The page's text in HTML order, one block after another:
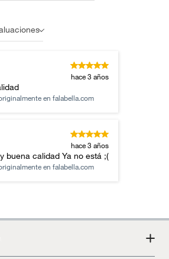
hace 3 años
en falabella.com
hace 3 años
buena calidad Ya no está ;(
en falabella.com